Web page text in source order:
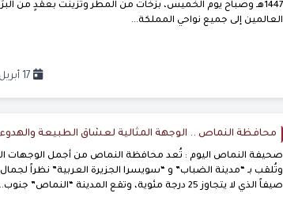
1447هـ وصباح يوم الخميس، بزخات من المطر وتزينت بعقدٍ من
العالمين إلى جميع نواحي المملكة...
17 أبريل, 2026
محافظة النماص .. الوجهة المثالية لعشاق الطبيعة والهدوء
صحيفة النماص اليوم : تُعد محافظة النماص من أجمل الوجهات
وتُلقب بـ “مدينة الضباب” و “سويسرا الجزيرة العربية” نظراً
صيفاً الذي لا يتجاوز 25 درجة مئوية، وتقع المدينة “النماص” جنوب...